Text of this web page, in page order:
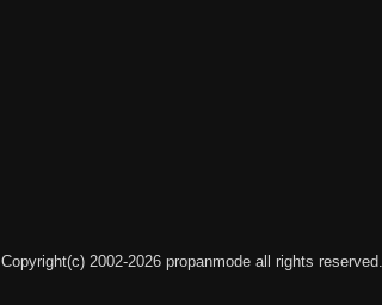
Copyright(c) 2002-2026 propanmode all rights reserved.